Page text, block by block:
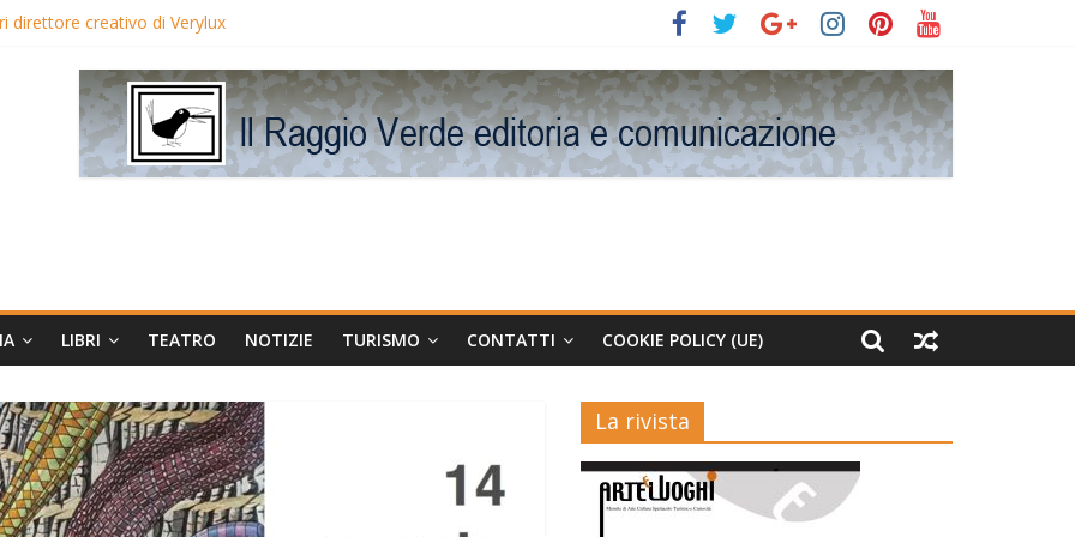
direttore creativo di Verylux
Edwards in proiezione per i LunedìLùmière
la regista Liliana Cavani e Tomas Milian
Avis
LIBRI TEATRO NOTIZIE TURISMO CONTATTI COOKIE POLICY (UE)
La rivista